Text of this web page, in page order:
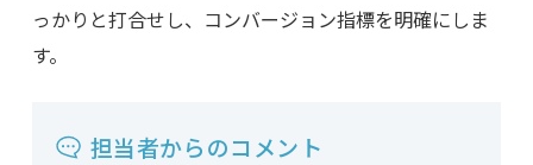
っかりと打合せし、コンバージョン指標を明確にしま
す。
担当者からのコメント